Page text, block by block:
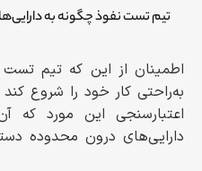
اطمینان از این که تیم
به‌راحتی کار خود را شروع
اعتبارسنجی این مورد که
دارایی‌های درون محدوده